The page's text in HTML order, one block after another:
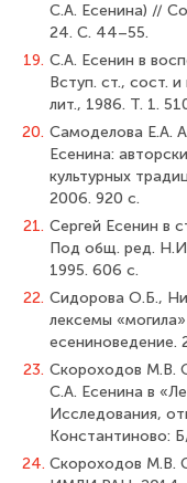
С.А. Есенина) //
24. С. 44–55.
19. С.А. Есенин в
Вступ. ст., сост.
лит., 1986. Т. 1.
20. Самоделова Е.А.
Есенина:
культурных
2006. 920 с.
21. Сергей Есенин в
Под общ. ред.
1995. 606 с.
22. Сидорова О.Б.,
лексемы
есениноведение.
23. Скороходов М.В.
С.А. Есенина в
Исследования,
Константиново:
24. Скороходов М.В.